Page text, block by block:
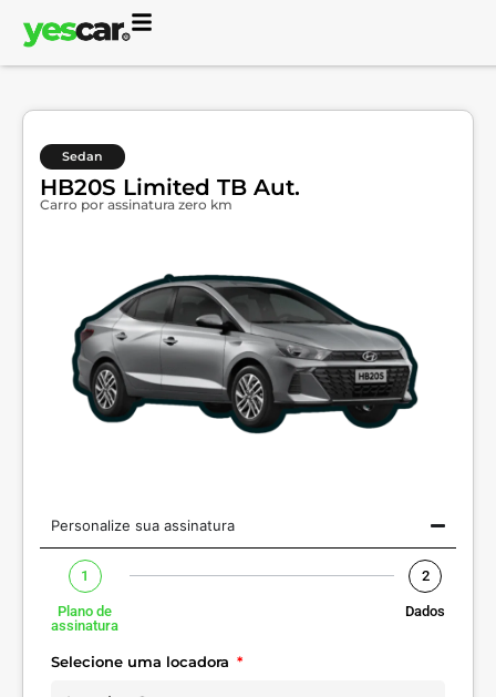
Sedan
HB20S Limited TB Aut.
Carro por assinatura zero km
Personalize sua assinatura
1
Plano de
assinatura
2
Dados
Selecione uma locadora